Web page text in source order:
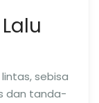
sebisa
dan tanda-